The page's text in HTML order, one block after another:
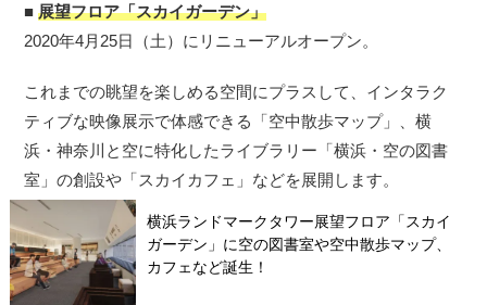
■展望フロア「スカイガーデン」
2020年4月25日（土）にリニューアルオープン。
これまでの眺望を楽しめる空間にプラスして、インタラク
ティブな映像展示で体感できる「空中散歩マップ」、横
浜・神奈川と空に特化したライブラリー「横浜・空の図書
室」の創設や「スカイカフェ」などを展開します。
横浜ランドマークタワー展望フロア「スカイ
ガーデン」に空の図書室や空中散歩マップ、
カフェなど誕生！